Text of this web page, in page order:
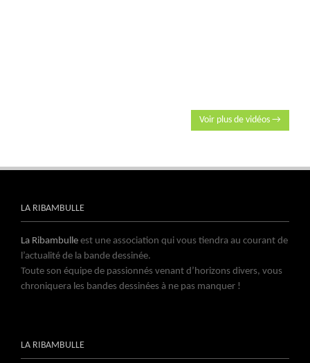
Voir plus de vidéos →
LA RIBAMBULLE
La Ribambulle est une association qui vous tiendra au courant de
l’actualité de la bande dessinée.
Toute son équipe de passionnés venant d’horizons divers, vous
chroniquera les bandes dessinées à ne pas manquer !
LA RIBAMBULLE